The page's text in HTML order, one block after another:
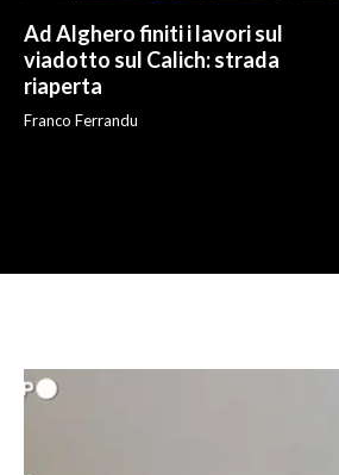
Ad Alghero finiti i lavori sul
viadotto sul Calich: strada
riaperta
Franco Ferrandu